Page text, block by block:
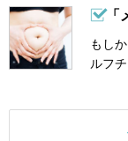
「
もし
ルフ